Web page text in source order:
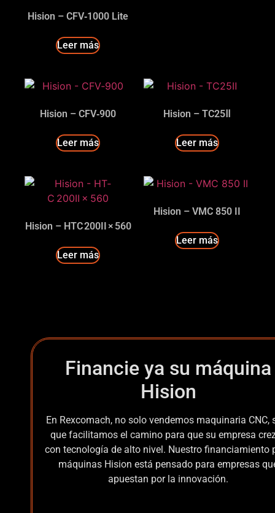
Hision – CFV‑1000 Lite
Leer más
Hision – CFV‑900
Leer más
Hision – TC25Ⅱ
Leer más
Hision – HT­C 200II × 560
Leer más
Hision – VMC 850 II
Leer más
Financie ya su máquina
Hision
En Rexcomach, no solo vendemos maquinaria CNC,
que facilitamos el camino para que su empresa
con tecnología de alto nivel. Nuestro financiamiento
máquinas Hision está pensado para empresas
apuestan por la innovación.